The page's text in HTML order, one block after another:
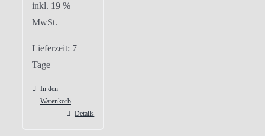
inkl. 19 %
MwSt.
Lieferzeit: 7
Tage
In den
Warenkorb
Details